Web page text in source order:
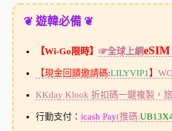
❦ 遊韓必備 ❦
【Wi-Go限時】 ☞全球上網
【現金回饋邀請碼:LILYVIP1 】
KKday Klook 折扣碼一鍵複製，
行動支付： icash Pay(推碼: